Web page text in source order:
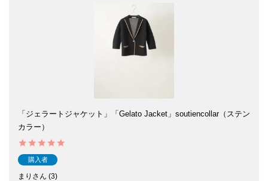
「ジェラートジャケット」「Gelato Jacket」soutiencollar（ステン
カラー）
購入者
まり
3